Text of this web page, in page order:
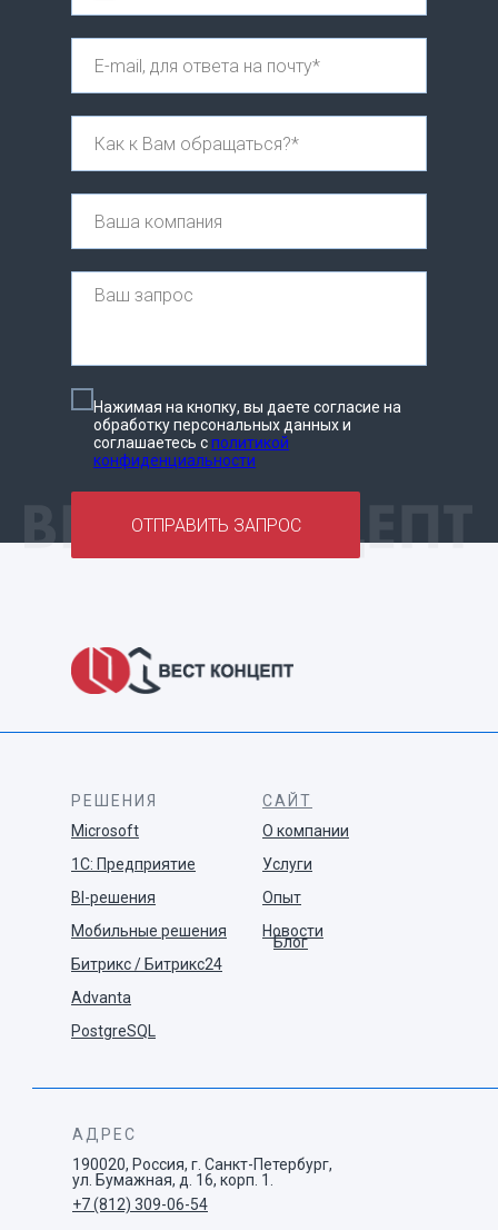
Нажимая на кнопку, вы даете согласие на
обработку персональных данных и
соглашаетесь cполитикой
конфиденциальности
ОТПРАВИТЬ ЗАПРОС
РЕШЕНИЯ
Microsoft
1С: Предприятие
BI-решения
Мобильные решения
Битрикс / Битрикс24
Advanta
PostgreSQL
САЙТ
О компании
Услуги
Опыт
Новости
Блог
АДРЕС
190020, Россия, г. Санкт-Петербург,
ул. Бумажная, д. 16, корп. 1.
+7 (812) 309-06-54